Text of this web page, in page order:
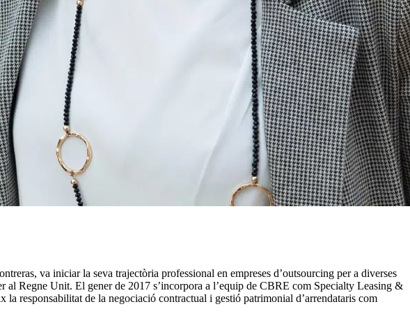
va iniciar la seva trajectòria professional en empreses d’outsourcing per a diverses
Regne Unit. El gener de 2017 s’incorpora a l’equip de CBRE com Specialty Leasing &
responsabilitat de la negociació contractual i gestió patrimonial d’arrendataris com